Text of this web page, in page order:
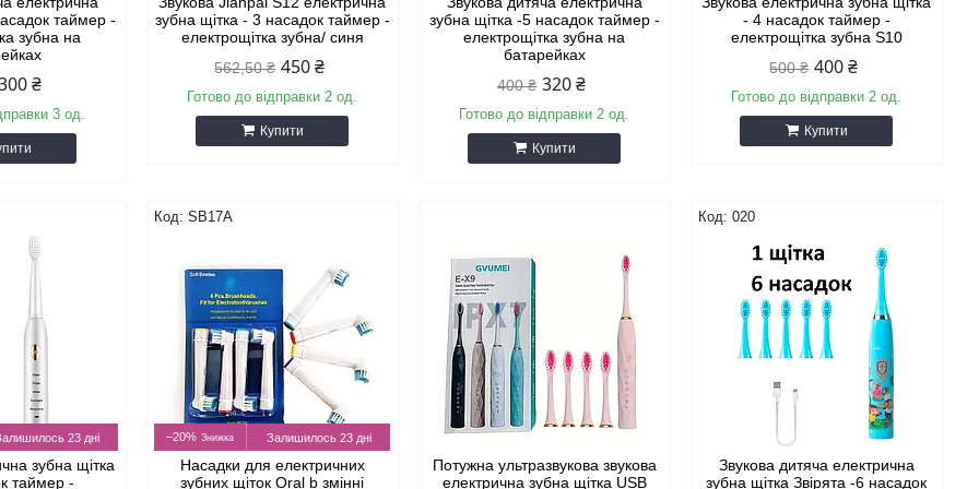
таймер -
зубна на
₴
3 од.
зубна щітка - 3 насадок таймер -
електрощітка зубна/ синя
562,50 ₴ 450 ₴
Готово до відправки 2 од.
Купити
зубна щітка -5 насадок таймер -
електрощітка зубна на
батарейках
400 ₴ 320 ₴
Готово до відправки 2 од.
Купити
- 4 насадок таймер -
електрощітка зубна S10
500 ₴ 400 ₴
Готово до відправки 2 од.
Купити
23 дні
зубна щітка
таймер -
SB17A
–20% Залишилось 23 дні
Насадки для електричних
зубних щіток Oral b змінні
Потужна ультразвукова звукова
електрична зубна щітка USB
020
Звукова дитяча електрична
зубна щітка Звірята -6 насадок